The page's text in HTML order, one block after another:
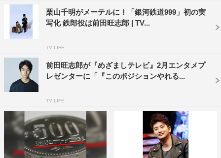
ク・セット等の契約者は無料で視聴可能。
原作 ：松本零士「銀河鉄道 999」
＜ドラマ出演＞
栗山千明（メーテル役）、前田旺志郎（星野鉄郎役）
凰稀かなめ（クイーン・エメラルダス役）、染谷俊之（機
械伯爵役）、
橋本じゅん（大山トチロー役）、宇梶剛士（アンタレス
役）ほか
＜アフタートーク出演＞
中川晃教（MC）ほか
栗山千明がメーテルに！「銀河鉄道999」初の実
写化 鉄郎役は前田旺志郎 | TV...
TV LIFE
前田旺志郎が『めざましテレビ』2月エンタメプ
レゼンターに「『このポジションやれる...
TV LIFE